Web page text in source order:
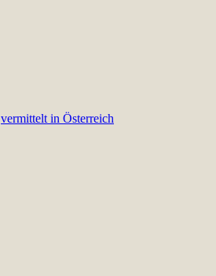
vermittelt in Österreich